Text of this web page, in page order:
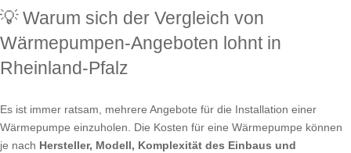
💡 Warum sich der Vergleich von
Wärmepumpen-Angeboten lohnt in
Rheinland-Pfalz
Es ist immer ratsam, mehrere Angebote für die Installation einer
Wärmepumpe einzuholen. Die Kosten für eine Wärmepumpe können
je nach Hersteller, Modell, Komplexität des Einbaus und